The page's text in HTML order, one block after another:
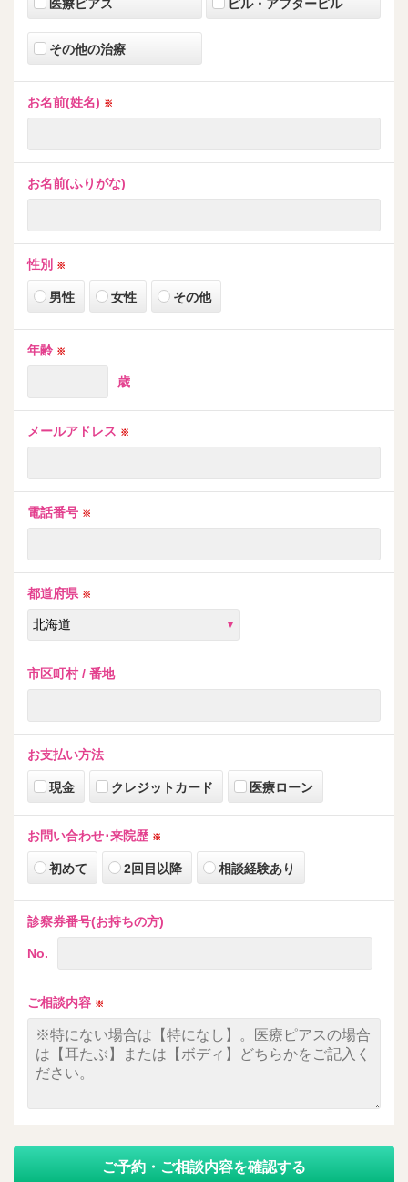
医療ピアス ピル・アフターピル
その他の治療
お名前(姓名) ※
お名前(ふりがな)
性別 ※
男性 女性 その他
年齢 ※
歳
メールアドレス ※
電話番号 ※
都道府県 ※
市区町村 / 番地
お支払い方法
現金 クレジットカード 医療ローン
お問い合わせ･来院歴 ※
初めて 2回目以降 相談経験あり
診察券番号(お持ちの方)
No.
ご相談内容 ※